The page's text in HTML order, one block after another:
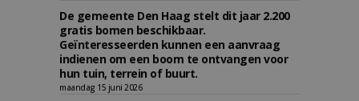
De gemeente Den Haag stelt dit jaar 2.200
gratis bomen beschikbaar.
Geïnteresseerden kunnen een aanvraag
indienen om een boom te ontvangen voor
hun tuin, terrein of buurt.
maandag 15 juni 2026